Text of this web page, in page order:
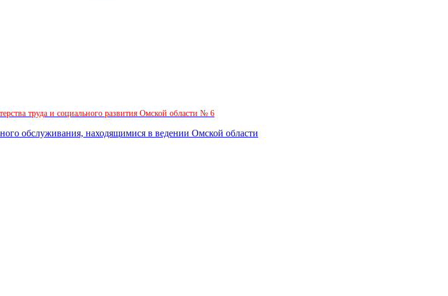
труда и социального развития Омской области № 6
обслуживания, находящимися в ведении Омской области